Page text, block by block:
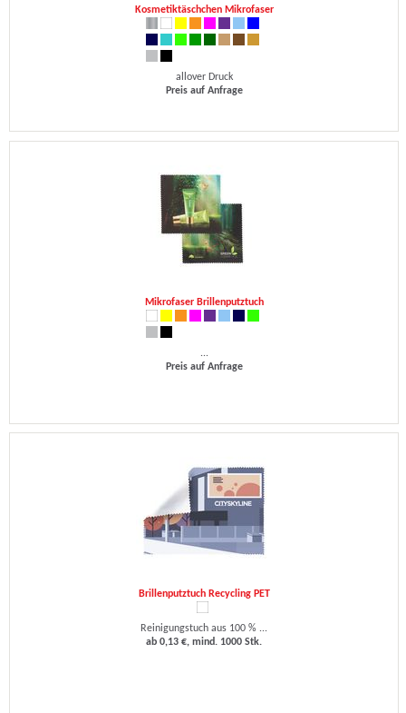
Kosmetiktäschchen Mikrofaser
allover Druck
Preis auf Anfrage
Mikrofaser Brillenputztuch
...
Preis auf Anfrage
Brillenputztuch Recycling PET
Reinigungstuch aus 100 % ...
ab 0,13 €, mind. 1000 Stk.